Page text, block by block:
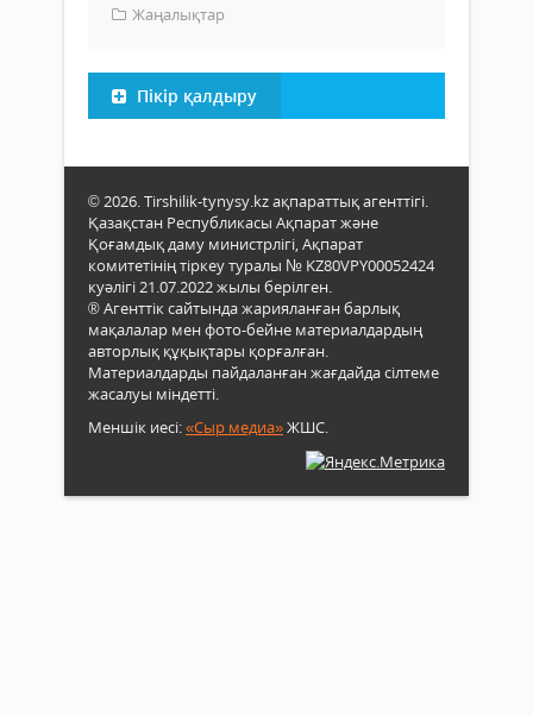
Жаңалықтар
Пікір қалдыру
© 2026. Tirshilik-tynysy.kz ақпараттық агенттігі.
Қазақстан Республикасы Ақпарат және
Қоғамдық даму министрлігі, Ақпарат
комитетінің тіркеу туралы № KZ80VPY00052424
куәлігі 21.07.2022 жылы берілген.
® Агенттік сайтында жарияланған барлық
мақалалар мен фото-бейне материалдардың
авторлық құқықтары қорғалған.
Материалдарды пайдаланған жағдайда сілтеме
жасалуы міндетті.
Меншік иесі:«Сыр медиа»ЖШС.